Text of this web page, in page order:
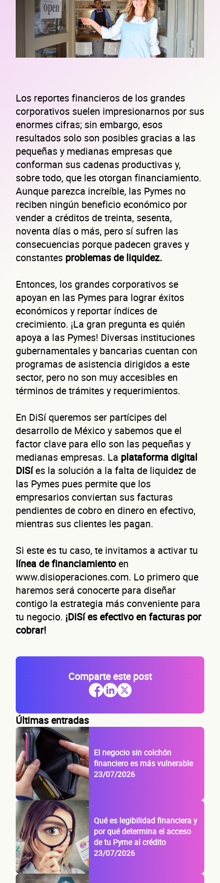
Los reportes financieros de los grandes
corporativos suelen impresionarnos por sus
enormes cifras; sin embargo, esos
resultados solo son posibles gracias a las
pequeñas y medianas empresas que
conforman sus cadenas productivas y,
sobre todo, que les otorgan financiamiento.
Aunque parezca increíble, las Pymes no
reciben ningún beneficio económico por
vender a créditos de treinta, sesenta,
noventa días o más, pero sí sufren las
consecuencias porque padecen graves y
constantes problemas de liquidez.
Entonces, los grandes corporativos se
apoyan en las Pymes para lograr éxitos
económicos y reportar índices de
crecimiento. ¡La gran pregunta es quién
apoya a las Pymes! Diversas instituciones
gubernamentales y bancarias cuentan con
programas de asistencia dirigidos a este
sector, pero no son muy accesibles en
términos de trámites y requerimientos.
En DiSí queremos ser partícipes del
desarrollo de México y sabemos que el
factor clave para ello son las pequeñas y
medianas empresas. La plataforma digital
DiSíes la solución a la falta de liquidez de
las Pymes pues permite que los
empresarios conviertan sus facturas
pendientes de cobro en dinero en efectivo,
mientras sus clientes les pagan.
Si este es tu caso, te invitamos a activar tu
línea de financiamientoen
www.disioperaciones.com. Lo primero que
haremos será conocerte para diseñar
contigo la estrategia más conveniente para
tu negocio. ¡DiSí es efectivo en facturas por
cobrar!
Comparte este post
Últimas entradas
El negocio sin colchón
financiero es más vulnerable
23/07/2026
Qué es legibilidad financiera y
por qué determina el acceso
de tu Pyme al crédito
23/07/2026